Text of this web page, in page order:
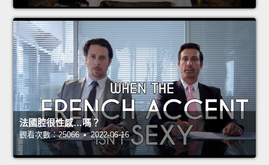
法國腔很性感…嗎？
觀看次數：25066 • 2022-06-16